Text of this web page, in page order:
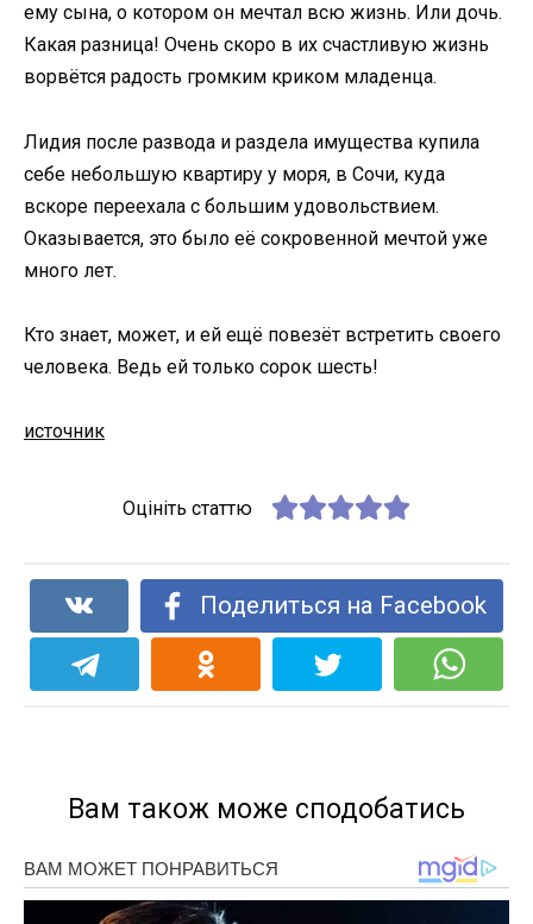
ему сына, о котором он мечтал всю жизнь. Или дочь.
Какая разница! Очень скоро в их счастливую жизнь
ворвётся радость громким криком младенца.
Лидия после развода и раздела имущества купила
себе небольшую квартиру у моря, в Сочи, куда
вскоре переехала с большим удовольствием.
Оказывается, это было её сокровенной мечтой уже
много лет.
Кто знает, может, и ей ещё повезёт встретить своего
человека. Ведь ей только сорок шесть!
источник
Оцініть статтю
Поделиться на Facebook
Вам також може сподобатись